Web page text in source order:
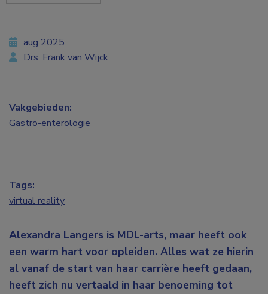
Alexandra Langers is MDL-arts, maar heeft ook
een warm hart voor opleiden. Alles wat ze hierin
al vanaf de start van haar carrière heeft gedaan,
heeft zich nu vertaald in haar benoeming tot
aug 2025
Drs. Frank van Wijck
Vakgebieden:
Gastro-enterologie
Tags:
virtual reality